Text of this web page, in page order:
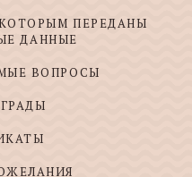
ПЕРЕДАНЫ
ДАННЫЕ
ВОПРОСЫ